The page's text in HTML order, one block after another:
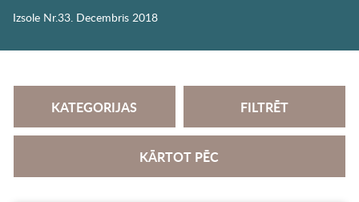
Izsole Nr.33. Decembris 2018
KATEGORIJAS FILTRĒT
KĀRTOT PĒC